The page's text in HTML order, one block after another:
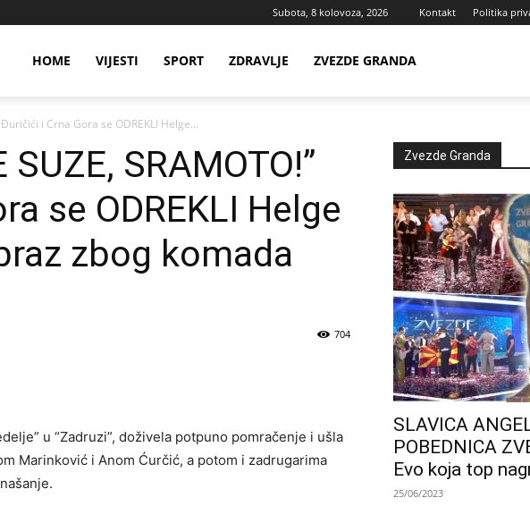
Subota, 8 kolovoza, 2026 Kontakt Politika
HOME VIJESTI SPORT ZDRAVLJE ZVEZDE GRANDA
Đuričići i Crna Gora se ODREKLI Helge...
SRAMOTO!”
se ODREKLI Helge
zbog komada
704
u “Zadruzi”, doživela potpuno pomračenje i ušla
Marinković i Anom Ćurčić, a potom i zadrugarima
Zvezde Granda
SLAVICA
POBEDNICA
Evo koja top
25/06/2023